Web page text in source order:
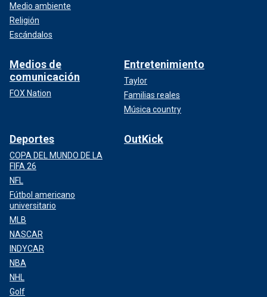
Medio ambiente
Religión
Escándalos
Medios de
comunicación
FOX Nation
Entretenimiento
Taylor
Familias reales
Música country
Deportes
COPA DEL MUNDO DE LA
FIFA 26
NFL
Fútbol americano
universitario
MLB
NASCAR
INDYCAR
NBA
NHL
Golf
OutKick